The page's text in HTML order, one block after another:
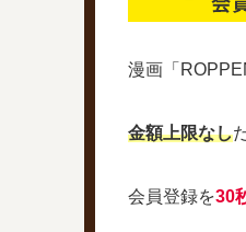
漫画「
金額上限なし
会員登録を30